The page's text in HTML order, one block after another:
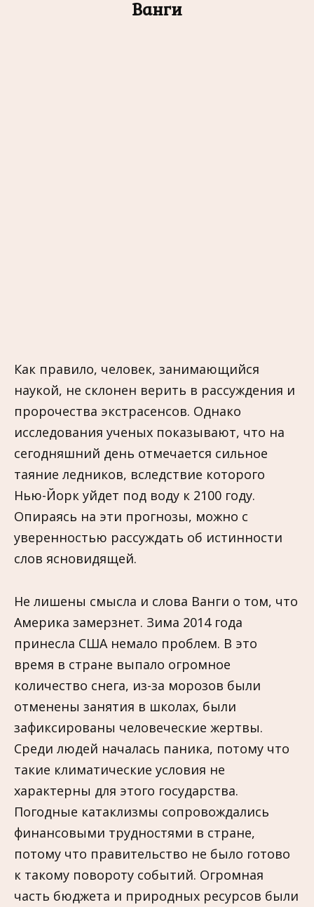
Ванги
Как правило, человек, занимающийся
наукой, не склонен верить в рассуждения и
пророчества экстрасенсов. Однако
исследования ученых показывают, что на
сегодняшний день отмечается сильное
таяние ледников, вследствие которого
Нью-Йорк уйдет под воду к 2100 году.
Опираясь на эти прогнозы, можно с
уверенностью рассуждать об истинности
слов ясновидящей.
Не лишены смысла и слова Ванги о том, что
Америка замерзнет. Зима 2014 года
принесла США немало проблем. В это
время в стране выпало огромное
количество снега, из-за морозов были
отменены занятия в школах, были
зафиксированы человеческие жертвы.
Среди людей началась паника, потому что
такие климатические условия не
характерны для этого государства.
Погодные катаклизмы сопровождались
финансовыми трудностями в стране,
потому что правительство не было готово
к такому повороту событий. Огромная
часть бюджета и природных ресурсов были